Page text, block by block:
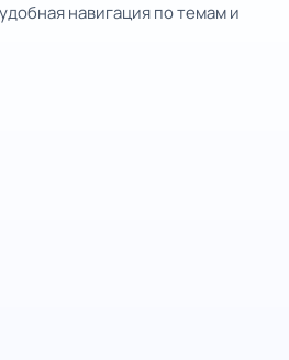
навигация по темам и